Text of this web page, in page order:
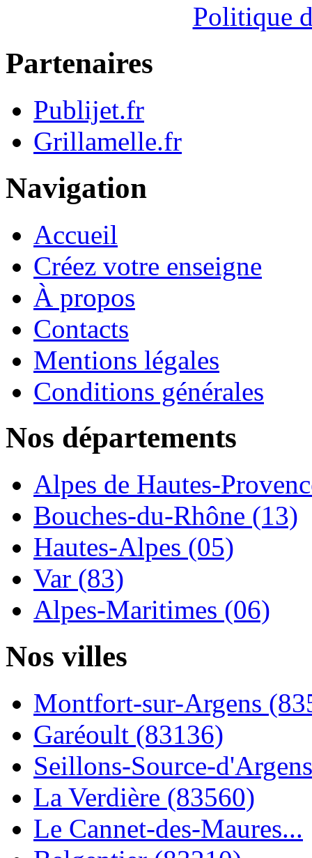
Politique
Partenaires
Publijet.fr
Grillamelle.fr
Navigation
Accueil
Créez votre enseigne
À propos
Contacts
Mentions légales
Conditions générales
Nos départements
Alpes de Hautes-
Bouches-du-Rhône (13)
Hautes-Alpes (05)
Var (83)
Alpes-Maritimes (06)
Nos villes
Montfort-sur-Argens
Garéoult (83136)
Seillons-Source-
La Verdière (83560)
Le Cannet-des-Maures...